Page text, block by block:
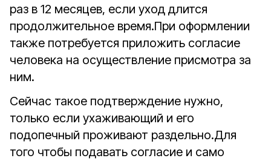
раз в 12 месяцев, если уход длится
продолжительное время.При оформлении
также потребуется приложить согласие
человека на осуществление присмотра за
ним.
Сейчас такое подтверждение нужно,
только если ухаживающий и его
подопечный проживают раздельно.Для
того чтобы подавать согласие и само